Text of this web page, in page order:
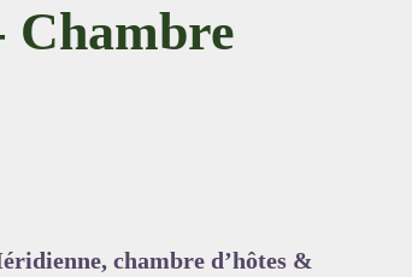
chambre d’hôtes &